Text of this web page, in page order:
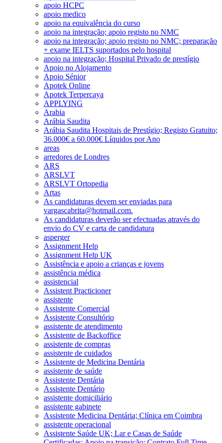
apoio HCPC
apoio medico
apoio na equivalência do curso
apoio na integração; apoio registo no NMC
apoio na integração; apoio registo no NMC; preparação
+ exame IELTS suportados pelo hospital
apoio na integração; Hospital Privado de prestígio
Apoio no Alojamento
Apoio Sénior
Apotek Online
Apotek Terpercaya
APPLYING
Arabia
Arábia Saudita
Arábia Saudita Hospitais de Prestígio; Registo Gratuito;
36.000€ a 60.000€ Líquidos por Ano
areas
arredores de Londres
ARS
ARSLVT
ARSLVT Ortopedia
Artas
As candidaturas devem ser enviadas para
vargascabrita@hotmail.com.
As candidaturas deverão ser efectuadas através do
envio do CV e carta de candidatura
asperger
Assignment Help
Assignment Help UK
Assistência e apoio a crianças e jovens
assistência médica
assistencial
Assistent Practicioner
assistente
Assistente Comercial
Assistente Consultório
assistente de atendimento
Assistente de Backoffice
assistente de compras
assistente de cuidados
Assistente de Medicina Dentária
assistente de saúde
Assistente Dentária
Assistente Dentário
assistente domiciliário
assistente gabinete
Assistente Medicina Dentária; Clínica em Coimbra
assistente operacional
Assistente Saúde UK; Lar e Casas de Saúde